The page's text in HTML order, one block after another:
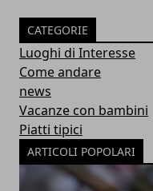
CATEGORIE
Luoghi di Interesse
Come andare
news
Vacanze con bambini
Piatti tipici
ARTICOLI POPOLARI